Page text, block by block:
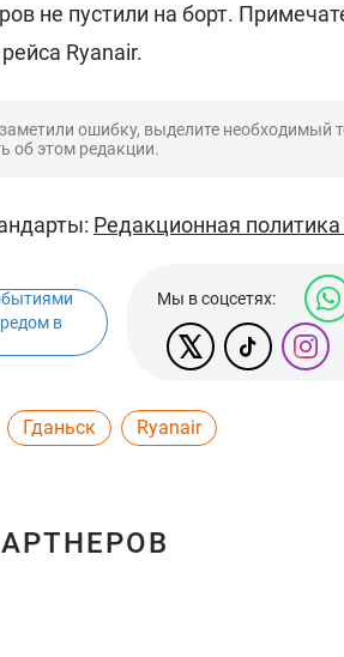
не пустили на борт.
Ryanair.
ошибку, выделите необходимый
об этом редакции.
Редакционная политика
в
Мы в соцсетях:
Гданьск Ryanair